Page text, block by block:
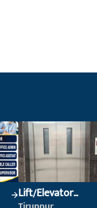
Lift/Elevator